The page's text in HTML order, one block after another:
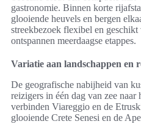
gastronomie. Binnen korte
glooiende heuvels en bergen
streekbezoek flexibel en
ontspannen meerdaagse etappes.
Variatie aan landschappen en
De geografische nabijheid van
reizigers in één dag van zee
verbinden Viareggio en de
glooiende Crete Senesi en de